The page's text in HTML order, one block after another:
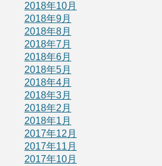
2018年10月
2018年9月
2018年8月
2018年7月
2018年6月
2018年5月
2018年4月
2018年3月
2018年2月
2018年1月
2017年12月
2017年11月
2017年10月